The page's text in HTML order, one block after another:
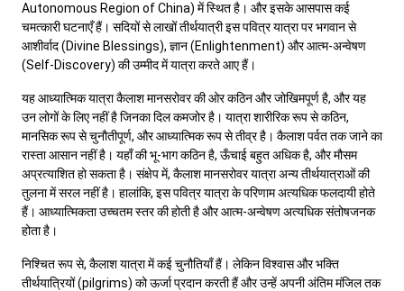
Autonomous Region of China) में स्थित है। और इसके आसपास कई
चमत्कारी घटनाएँ हैं। सदियों से लाखों तीर्थयात्री इस पवित्र यात्रा पर भगवान से
आशीर्वाद (Divine Blessings), ज्ञान (Enlightenment) और आत्म-अन्वेषण
(Self-Discovery) की उम्मीद में यात्रा करते आए हैं।
यह आध्यात्मिक यात्रा कैलाश मानसरोवर की ओर कठिन और जोखिमपूर्ण है, और यह
उन लोगों के लिए नहीं है जिनका दिल कमजोर है। यात्रा शारीरिक रूप से कठिन,
मानसिक रूप से चुनौतीपूर्ण, और आध्यात्मिक रूप से तीव्र है। कैलाश पर्वत तक जाने का
रास्ता आसान नहीं है। यहाँ की भू-भाग कठिन है, ऊँचाई बहुत अधिक है, और मौसम
अप्रत्याशित हो सकता है। संक्षेप में, कैलाश मानसरोवर यात्रा अन्य तीर्थयात्राओं की
तुलना में सरल नहीं है। हालांकि, इस पवित्र यात्रा के परिणाम अत्यधिक फलदायी होते
हैं। आध्यात्मिकता उच्चतम स्तर की होती है और आत्म-अन्वेषण अत्यधिक संतोषजनक
होता है।
निश्चित रूप से, कैलाश यात्रा में कई चुनौतियाँ हैं। लेकिन विश्वास और भक्ति
तीर्थयात्रियों (pilgrims) को ऊर्जा प्रदान करती हैं और उन्हें अपनी अंतिम मंजिल तक